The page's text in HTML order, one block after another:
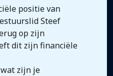
positie van
Steef
op zijn
dit zijn financiële
zijn je